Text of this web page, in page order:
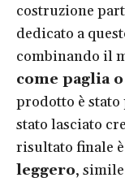
costruzione
dedicato a
combinando il
come paglia
prodotto è
stato lasciato
risultato finale
leggero,